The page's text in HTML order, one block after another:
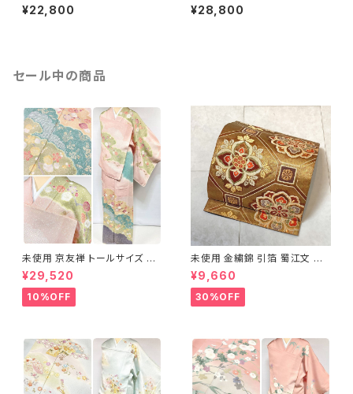
正絹 袷 浅葱鼠 青緑 グレー 白
1157
¥22,800
絽 訪問着 正絹 オレンジ サーモ
ンピンク 水色 1243
¥28,800
セール中の商品
未使用 京友禅 トールサイズ 染
め分け 金彩 訪問着 袷 正絹 ピ
ンク 黄緑 紫 黄色 1438
¥29,520
10%OFF
未使用 金繍錦 引箔 蜀江文 唐
織 華紋 袋帯 正絹 金糸 ゴール
ド 赤 紫 710
¥9,660
30%OFF